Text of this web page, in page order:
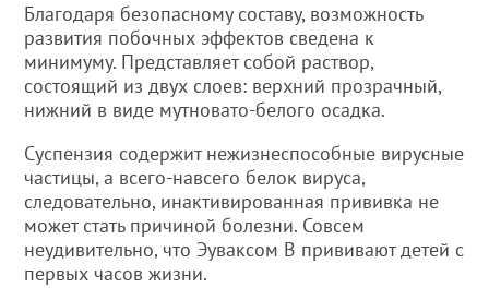
Благодаря безопасному составу, возможность
развития побочных эффектов сведена к
минимуму. Представляет собой раствор,
состоящий из двух слоев: верхний прозрачный,
нижний в виде мутновато-белого осадка.
Суспензия содержит нежизнеспособные вирусные
частицы, а всего-навсего белок вируса,
следовательно, инактивированная прививка не
может стать причиной болезни. Совсем
неудивительно, что Эуваксом B прививают детей с
первых часов жизни.